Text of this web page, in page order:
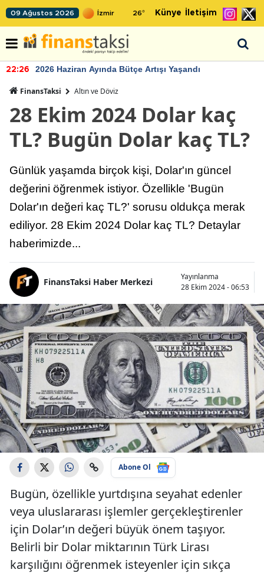
09 Ağustos 2026 26° Künye İletişim
22:26 2026 Haziran Ayında Bütçe Artışı Yaşandı
FinansTaksi Altın ve Döviz
28 Ekim 2024 Dolar kaç
TL? Bugün Dolar kaç TL?
Günlük yaşamda birçok kişi, Dolar'ın güncel
değerini öğrenmek istiyor. Özellikle 'Bugün
Dolar'ın değeri kaç TL?' sorusu oldukça merak
ediliyor. 28 Ekim 2024 Dolar kaç TL? Detaylar
haberimizde...
FinansTaksi Haber Merkezi
Yayınlanma
28 Ekim 2024 - 06:53
Abone Ol
Bugün, özellikle yurtdışına seyahat edenler
veya uluslararası işlemler gerçekleştirenler
için Dolar’ın değeri büyük önem taşıyor.
Belirli bir Dolar miktarının Türk Lirası
karşılığını öğrenmek isteyenler için sıkça